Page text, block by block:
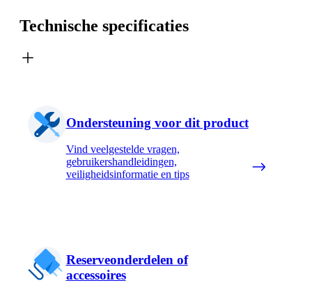
Technische specificaties
Ondersteuning voor dit product
Vind veelgestelde vragen,
gebruikershandleidingen,
veiligheidsinformatie en tips
Reserveonderdelen of
accessoires